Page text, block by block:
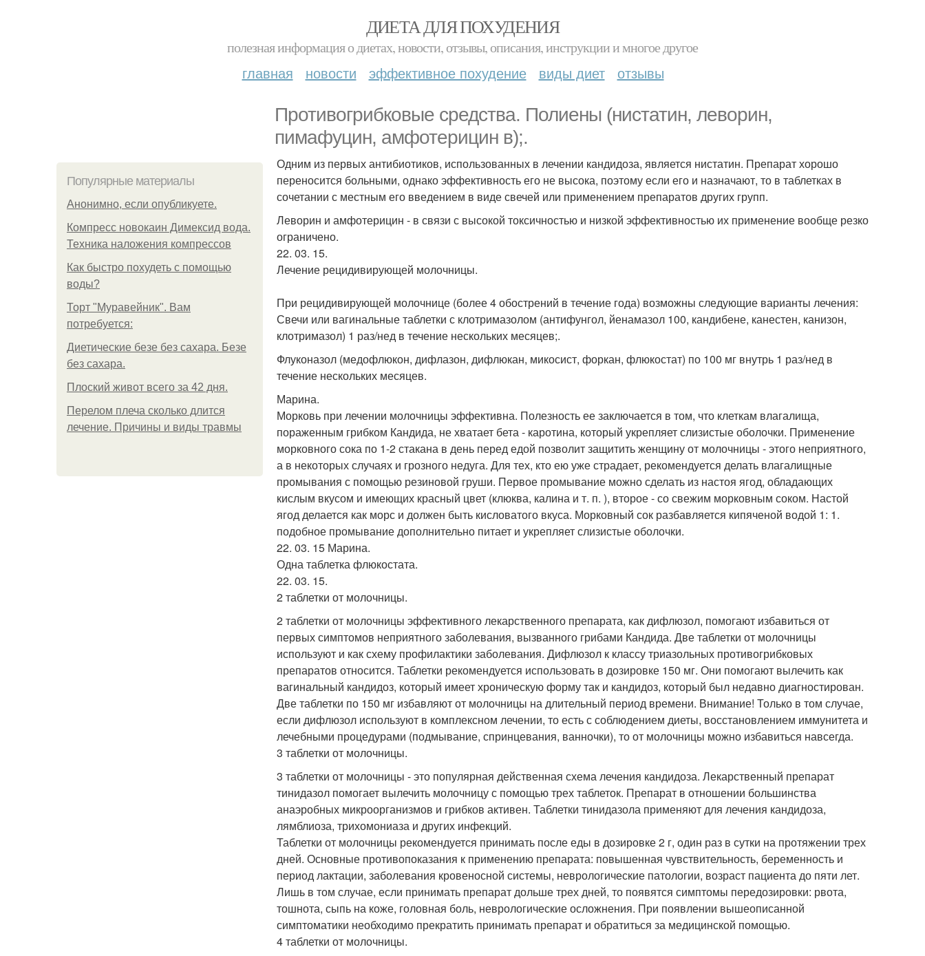
ДИЕТА ДЛЯ ПОХУДЕНИЯ
полезная информация о диетах, новости, отзывы, описания, инструкции и многое другое
главная новости эффективное похудение виды диет отзывы
Противогрибковые средства. Полиены (нистатин, леворин,
пимафуцин, амфотерицин в);.
Популярные материалы
Анонимно, если опубликуете.
Компресс новокаин Димексид вода.
Техника наложения компрессов
Как быстро похудеть с помощью
воды?
Торт "Муравейник". Вам
потребуется:
Диетические безе без сахара. Безе
без сахара.
Плоский живот всего за 42 дня.
Перелом плеча сколько длится
лечение. Причины и виды травмы
Одним из первых антибиотиков, использованных в лечении кандидоза, является нистатин. Препарат хорошо
переносится больными, однако эффективность его не высока, поэтому если его и назначают, то в таблетках в
сочетании с местным его введением в виде свечей или применением препаратов других групп.
Леворин и амфотерицин - в связи с высокой токсичностью и низкой эффективностью их применение вообще резко
ограничено.
22. 03. 15.
Лечение рецидивирующей молочницы.
При рецидивирующей молочнице (более 4 обострений в течение года) возможны следующие варианты лечения:
Свечи или вагинальные таблетки с клотримазолом (антифунгол, йенамазол 100, кандибене, канестен, канизон,
клотримазол) 1 раз/нед в течение нескольких месяцев;.
Флуконазол (медофлюкон, дифлазон, дифлюкан, микосист, форкан, флюкостат) по 100 мг внутрь 1 раз/нед в
течение нескольких месяцев.
Марина.
Морковь при лечении молочницы эффективна. Полезность ее заключается в том, что клеткам влагалища,
пораженным грибком Кандида, не хватает бета - каротина, который укрепляет слизистые оболочки. Применение
морковного сока по 1-2 стакана в день перед едой позволит защитить женщину от молочницы - этого неприятного,
а в некоторых случаях и грозного недуга. Для тех, кто ею уже страдает, рекомендуется делать влагалищные
промывания с помощью резиновой груши. Первое промывание можно сделать из настоя ягод, обладающих
кислым вкусом и имеющих красный цвет (клюква, калина и т. п. ), второе - со свежим морковным соком. Настой
ягод делается как морс и должен быть кисловатого вкуса. Морковный сок разбавляется кипяченой водой 1: 1.
подобное промывание дополнительно питает и укрепляет слизистые оболочки.
22. 03. 15 Марина.
Одна таблетка флюкостата.
22. 03. 15.
2 таблетки от молочницы.
2 таблетки от молочницы эффективного лекарственного препарата, как дифлюзол, помогают избавиться от
первых симптомов неприятного заболевания, вызванного грибами Кандида. Две таблетки от молочницы
используют и как схему профилактики заболевания. Дифлюзол к классу триазольных противогрибковых
препаратов относится. Таблетки рекомендуется использовать в дозировке 150 мг. Они помогают вылечить как
вагинальный кандидоз, который имеет хроническую форму так и кандидоз, который был недавно диагностирован.
Две таблетки по 150 мг избавляют от молочницы на длительный период времени. Внимание! Только в том случае,
если дифлюзол используют в комплексном лечении, то есть с соблюдением диеты, восстановлением иммунитета и
лечебными процедурами (подмывание, спринцевания, ванночки), то от молочницы можно избавиться навсегда.
3 таблетки от молочницы.
3 таблетки от молочницы - это популярная действенная схема лечения кандидоза. Лекарственный препарат
тинидазол помогает вылечить молочницу с помощью трех таблеток. Препарат в отношении большинства
анаэробных микроорганизмов и грибков активен. Таблетки тинидазола применяют для лечения кандидоза,
лямблиоза, трихомониаза и других инфекций.
Таблетки от молочницы рекомендуется принимать после еды в дозировке 2 г, один раз в сутки на протяжении трех
дней. Основные противопоказания к применению препарата: повышенная чувствительность, беременность и
период лактации, заболевания кровеносной системы, неврологические патологии, возраст пациента до пяти лет.
Лишь в том случае, если принимать препарат дольше трех дней, то появятся симптомы передозировки: рвота,
тошнота, сыпь на коже, головная боль, неврологические осложнения. При появлении вышеописанной
симптоматики необходимо прекратить принимать препарат и обратиться за медицинской помощью.
4 таблетки от молочницы.